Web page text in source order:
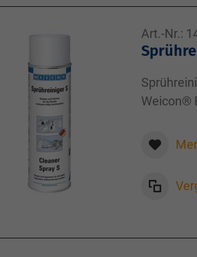
Art.-Nr.:
Weicon®